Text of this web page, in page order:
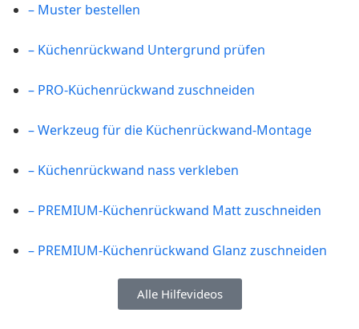
– Muster bestellen
– Küchenrückwand Untergrund prüfen
– PRO-Küchenrückwand zuschneiden
– Werkzeug für die Küchenrückwand-Montage
– Küchenrückwand nass verkleben
– PREMIUM-Küchenrückwand Matt zuschneiden
– PREMIUM-Küchenrückwand Glanz zuschneiden
Alle Hilfevideos